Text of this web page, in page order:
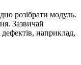
розібрати модуль.
Зазвичай
наприклад,